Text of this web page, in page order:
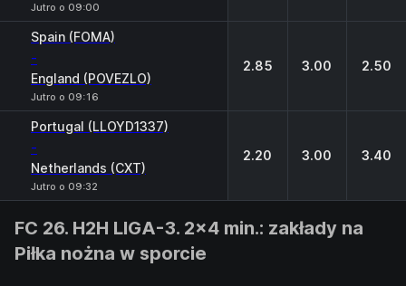
Jutro o 09:00
Spain (FOMA)
-
England (POVEZLO)
Jutro o 09:16
2.85 3.00 2.50
Portugal (LLOYD1337)
-
Netherlands (CXT)
Jutro o 09:32
2.20 3.00 3.40
FC 26. H2H LIGA-3. 2x4 min.: zakłady na
Piłka nożna w sporcie